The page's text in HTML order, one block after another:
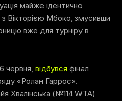
майже ідентично
Вікторією Мбоко, змусивши
вже для турніру в
червня, відбувся фінал
«Ролан Гаррос».
Хвалінська (№114 WTA)